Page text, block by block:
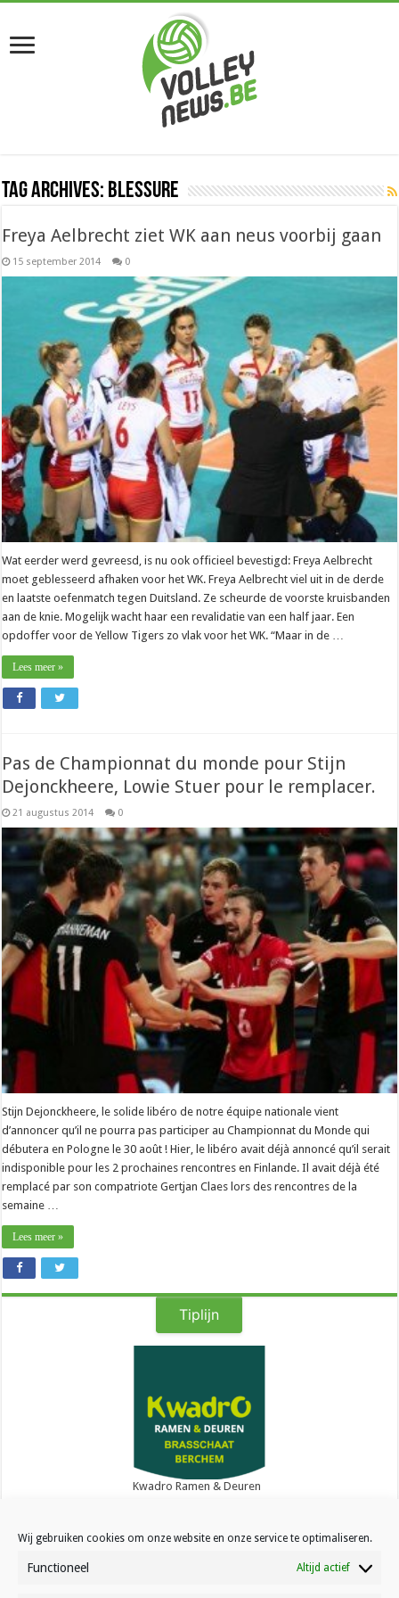
Wij gebruiken cookies om onze website en onze service te optimaliseren.
Functioneel Altijd actief
Tag Archives: blessure
Freya Aelbrecht ziet WK aan neus voorbij gaan
15 september 2014 0
Wat eerder werd gevreesd, is nu ook officieel bevestigd: Freya Aelbrecht
moet geblesseerd afhaken voor het WK. Freya Aelbrecht viel uit in de derde
en laatste oefenmatch tegen Duitsland. Ze scheurde de voorste kruisbanden
aan de knie. Mogelijk wacht haar een revalidatie van een half jaar. Een
opdoffer voor de Yellow Tigers zo vlak voor het WK. “Maar in de …
Lees meer »
Pas de Championnat du monde pour Stijn
Dejonckheere, Lowie Stuer pour le remplacer.
21 augustus 2014 0
Stijn Dejonckheere, le solide libéro de notre équipe nationale vient
d’annoncer qu’il ne pourra pas participer au Championnat du Monde qui
débutera en Pologne le 30 août ! Hier, le libéro avait déjà annoncé qu’il serait
indisponible pour les 2 prochaines rencontres en Finlande. Il avait déjà été
remplacé par son compatriote Gertjan Claes lors des rencontres de la
semaine …
Lees meer »
Tiplijn
Kwadro Ramen & Deuren